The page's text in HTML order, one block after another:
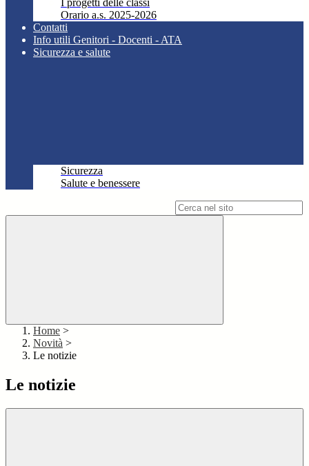
I progetti delle classi
Orario a.s. 2025-2026
Contatti
Info utili Genitori - Docenti - ATA
Sicurezza e salute
Sicurezza
Salute e benessere
Home >
Novità >
Le notizie
Le notizie